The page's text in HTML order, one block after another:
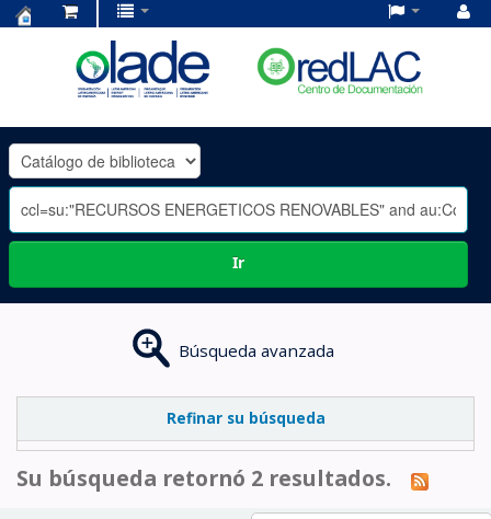
OLADE
-
Ir
Búsqueda avanzada
Refinar su búsqueda
Su búsqueda retornó 2 resultados.